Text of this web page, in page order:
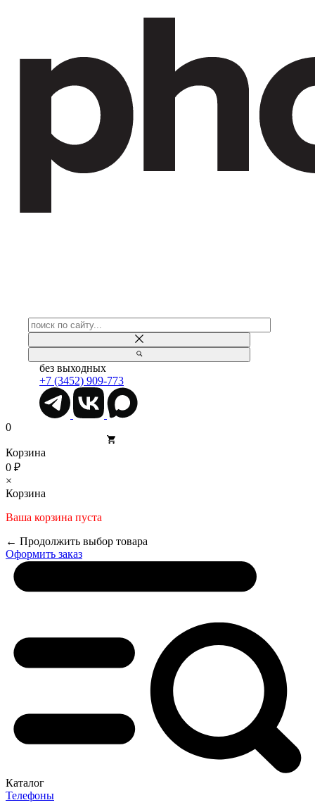
без выходных
+7 (3452) 909-773
0
Корзина
0 ₽
×
Корзина
Ваша корзина пуста
← Продолжить выбор товара
Оформить заказ
Каталог
Телефоны